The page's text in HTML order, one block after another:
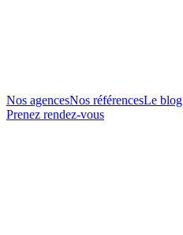
Nos agencesNos référencesLe blog
Prenez rendez-vous